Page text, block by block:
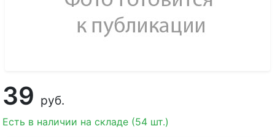
39 руб.
Есть в наличии на складе (54 шт.)